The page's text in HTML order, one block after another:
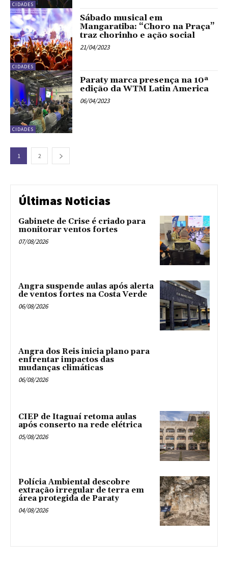
CIDADES
CIDADES
Sábado musical em
Mangaratiba: “Choro na Praça”
traz chorinho e ação social
21/04/2023
CIDADES
Paraty marca presença na 10ª
edição da WTM Latin America
06/04/2023
1 2
Últimas Noticias
Gabinete de Crise é criado para
monitorar ventos fortes
07/08/2026
Angra suspende aulas após alerta
de ventos fortes na Costa Verde
06/08/2026
Angra dos Reis inicia plano para
enfrentar impactos das
mudanças climáticas
06/08/2026
CIEP de Itaguaí retoma aulas
após conserto na rede elétrica
05/08/2026
Polícia Ambiental descobre
extração irregular de terra em
área protegida de Paraty
04/08/2026